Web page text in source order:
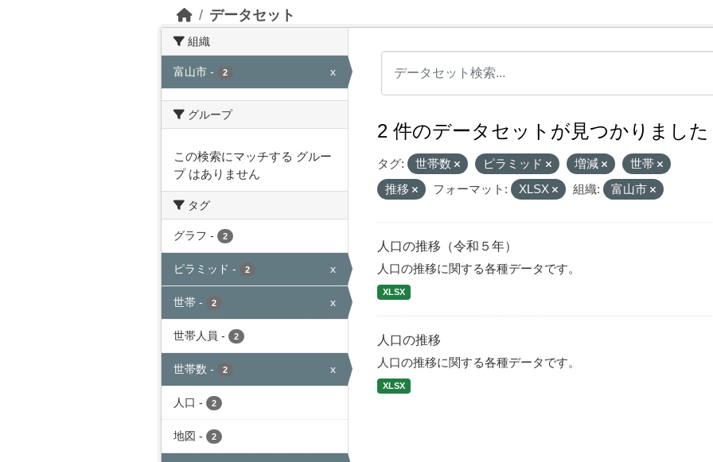
データセット
組織
富山市 - 2 x
グループ
この検索にマッチする グルー
プ はありません
タグ
グラフ - 2
ピラミッド - 2 x
世帯 - 2 x
世帯人員 - 2
世帯数 - 2 x
人口 - 2
地図 - 2
2 件のデータセットが見つかりました
タグ: 世帯数 ピラミッド 増減
世帯
推移
フォーマット: XLSX 組織: 富山市
人口の推移（令和５年）
人口の推移に関する各種データです。
XLSX
人口の推移
人口の推移に関する各種データです。
XLSX